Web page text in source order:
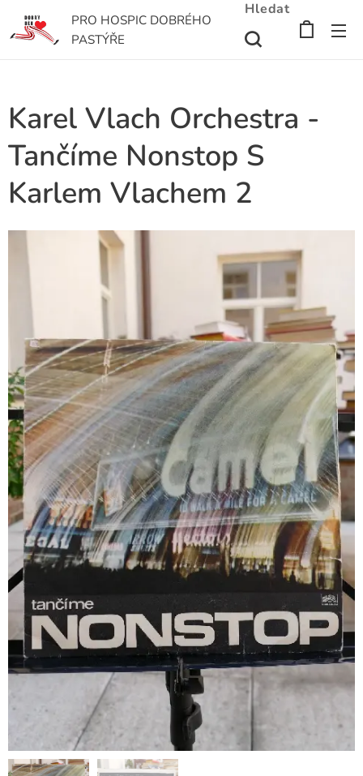
PRO HOSPIC DOBRÉHO
PASTÝŘE
Hledat
Karel Vlach Orchestra -
Tančíme Nonstop S
Karlem Vlachem 2